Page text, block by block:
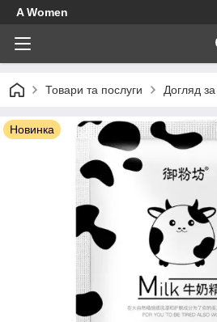
A Women
Товари та послуги Догляд
Новинка